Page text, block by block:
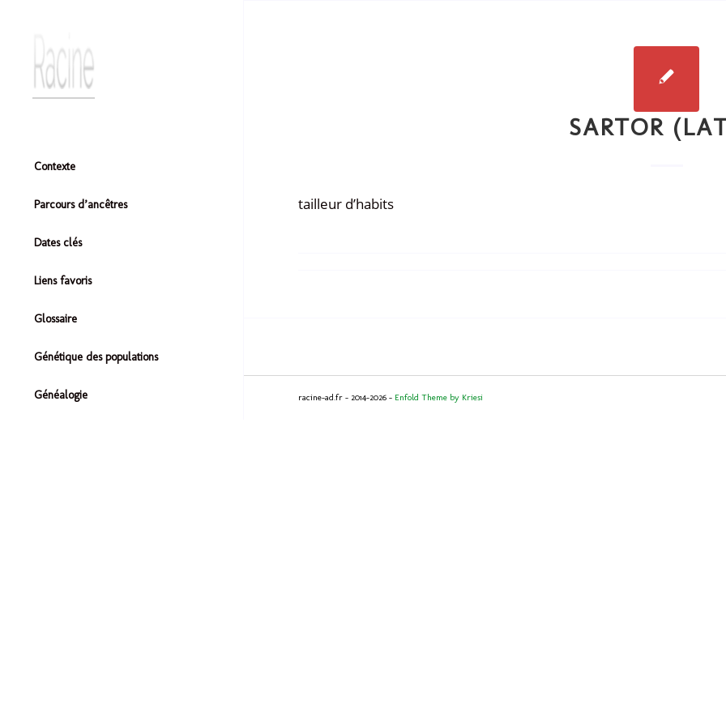
Contexte
Parcours d’ancêtres
Dates clés
Liens favoris
Glossaire
Génétique des populations
Généalogie
SARTOR
tailleur d’habits
racine-ad.fr - 2014-2026 - Enfold Theme by Kriesi